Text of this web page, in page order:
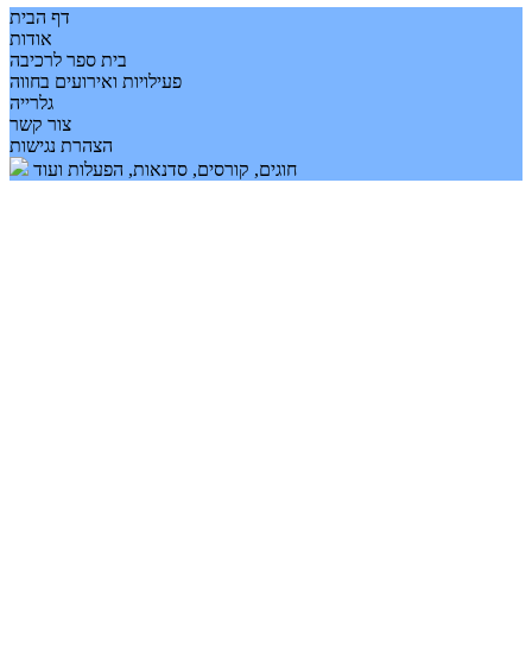
דף הבית
אודות
בית ספר לרכיבה
פעילויות ואירועים בחווה
גלרייה
צור קשר
הצהרת נגישות
חוגים, קורסים, סדנאות, הפעלות ועוד